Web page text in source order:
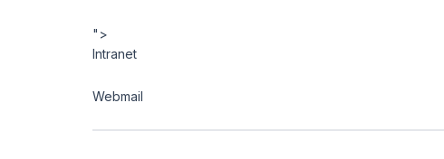
">
Intranet
Webmail